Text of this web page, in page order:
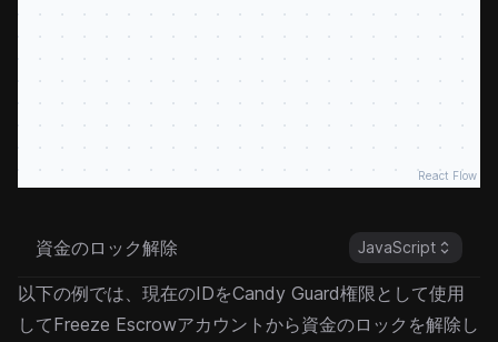
React Flow
資金のロック解除 JavaScript
以下の例では、現在のIDをCandy Guard権限として使用
してFreeze Escrowアカウントから資金のロックを解除し